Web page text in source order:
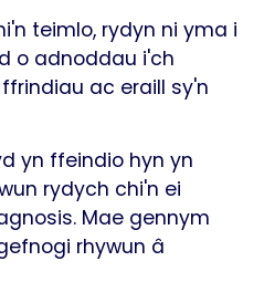
teimlo, rydyn ni yma i
o adnoddau i'ch
ac eraill sy'n
yn ffeindio hyn yn
rydych chi'n ei
Mae gennym
rhywun â